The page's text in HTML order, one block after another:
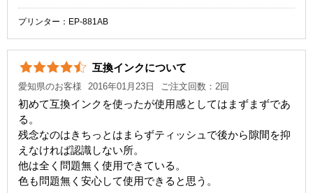
プリンター：EP-881AB
互換インクについて
愛知県のお客様 2016年01月23日 ご注文回数：2回
初めて互換インクを使ったが使用感としてはまずまずであ
る。
残念なのはきちっとはまらずティッシュで後から隙間を抑
えなければ認識しない所。
他は全く問題無く使用できている。
色も問題無く安心して使用できると思う。